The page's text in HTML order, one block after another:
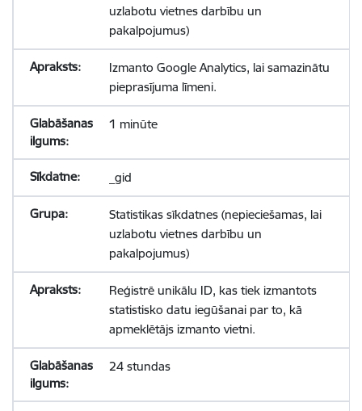
uzlabotu vietnes darbību un
pakalpojumus)
Izmanto Google Analytics, lai samazinātu
pieprasījuma līmeni.
1 minūte
_gid
Statistikas sīkdatnes (nepieciešamas, lai
uzlabotu vietnes darbību un
pakalpojumus)
Reģistrē unikālu ID, kas tiek izmantots
statistisko datu iegūšanai par to, kā
apmeklētājs izmanto vietni.
24 stundas